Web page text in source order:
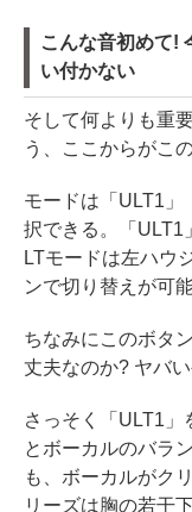
こんな音初めて!
い付かない
そして何よりも重
う、ここからがこ
モードは「ULT1」
択できる。「ULT1
LTモードは左ハウ
ンで切り替えが可能
ちなみにこのボタ
丈夫なのか? ヤバ
さっそく「ULT1
とボーカルのバラ
も、ボーカルがク
リーズは胸の若干